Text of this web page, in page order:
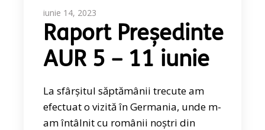
iunie 14, 2023
Raport Președinte
AUR 5 – 11 iunie
La sfârșitul săptămânii trecute am
efectuat o vizită în Germania, unde m-
am întâlnit cu românii noștri din